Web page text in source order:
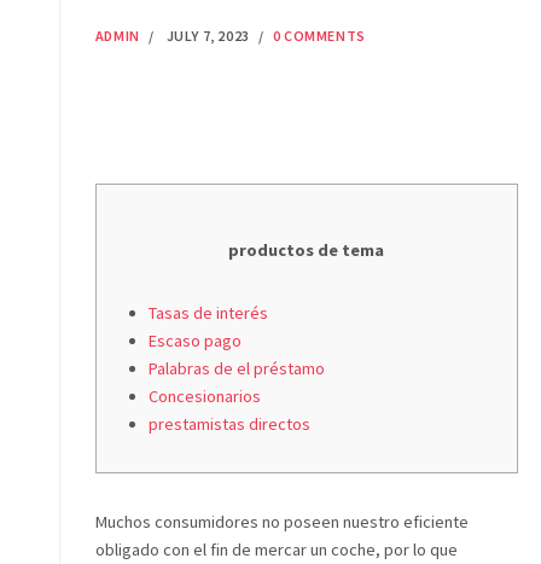
ADMIN / JULY 7, 2023 / 0 COMMENTS
productos de tema
Tasas de interés
Escaso pago
Palabras de el préstamo
Concesionarios
prestamistas directos
Muchos consumidores no poseen nuestro eficiente
obligado con el fin de mercar un coche, por lo que